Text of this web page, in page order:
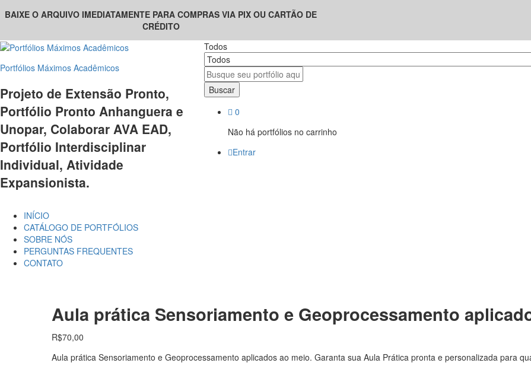
BAIXE O ARQUIVO IMEDIATAMENTE PARA COMPRAS VIA PIX OU CARTÃO DE
CRÉDITO
Portfólios Máximos Acadêmicos
Projeto de Extensão Pronto,
Portfólio Pronto Anhanguera e
Unopar, Colaborar AVA EAD,
Portfólio Interdisciplinar
Individual, Atividade
Expansionista.
Todos
Buscar
0
Não há portfólios no carrinho
Entrar
INÍCIO
CATÁLOGO DE PORTFÓLIOS
SOBRE NÓS
PERGUNTAS FREQUENTES
CONTATO
Aula prática Sensoriamento e Geoprocessamento
R$70,00
Aula prática Sensoriamento e Geoprocessamento aplicados ao meio. Garanta sua Aula Prática pronta e personalizada para